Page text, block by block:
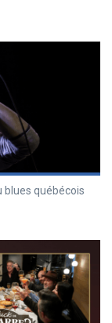
blues québécois